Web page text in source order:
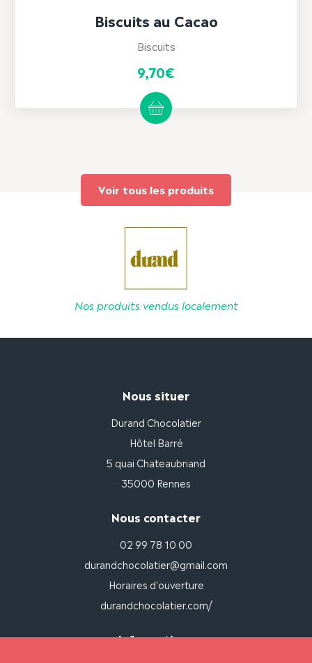
Biscuits au Cacao
Biscuits
9,70€
Voir tous les produits
Nos produits vendus localement
Nous situer
Durand Chocolatier
Hôtel Barré
5 quai Chateaubriand
35000 Rennes
Nous contacter
02 99 78 10 00
durandchocolatier@gmail.com
Horaires d'ouverture
durandchocolatier.com/
Informations